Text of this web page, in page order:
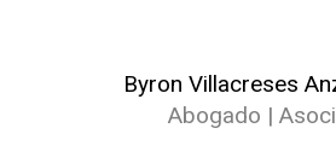
Byron Villacreses
Abogado |